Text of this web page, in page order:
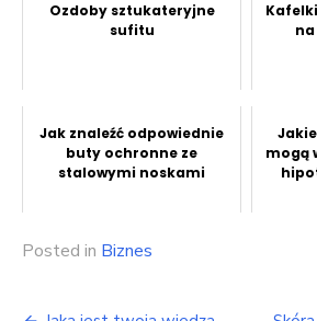
Ozdoby sztukateryjne
sufitu
Jak znaleźć odpowiednie
buty ochronne ze
stalowymi noskami
mogą
Posted in Biznes